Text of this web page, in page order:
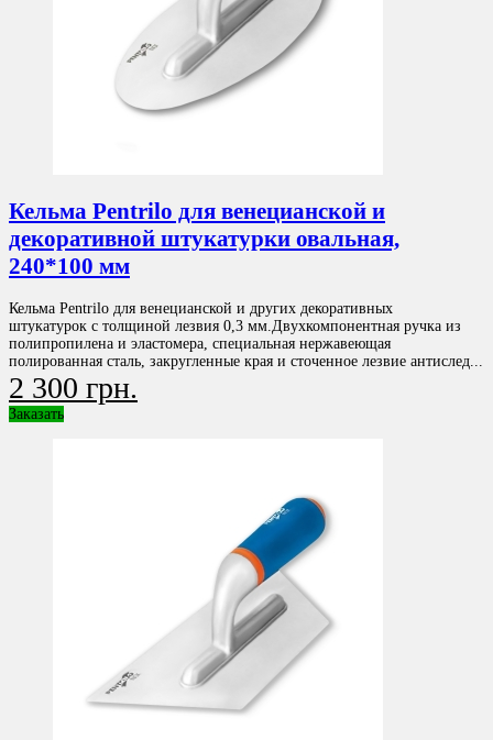
Кельма Pentrilo для венецианской и
декоративной штукатурки овальная,
240*100 мм
Кельма Pentrilo для венецианской и других декоративных
штукатурок с толщиной лезвия 0,3 мм.Двухкомпонентная ручка из
полипропилена и эластомера, специальная нержавеющая
полированная сталь, закругленные края и сточенное лезвие антислед...
2 300 грн.
Заказать